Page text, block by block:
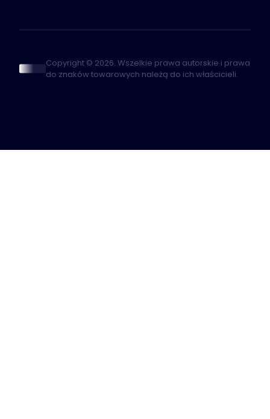
Copyright © 2026. Wszelkie prawa autorskie i prawa
do znaków towarowych należą do ich właścicieli.